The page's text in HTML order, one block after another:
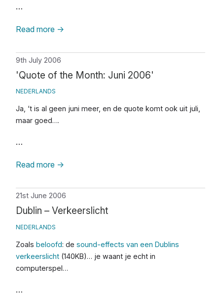
…
Read more →
9th July 2006
'Quote of the Month: Juni 2006'
NEDERLANDS
Ja, ‘t is al geen juni meer, en de quote komt ook uit juli,
maar goed….
…
Read more →
21st June 2006
Dublin – Verkeerslicht
NEDERLANDS
Zoals beloofd: de sound-effects van een Dublins
verkeerslicht (140KB)… je waant je echt in
computerspel…
…